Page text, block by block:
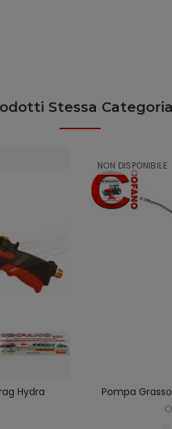
Stessa
Hydra
NON DISPONIBILE
Pompa